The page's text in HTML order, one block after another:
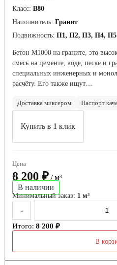
Класс: В80
Наполнитель: Гранит
Подвижность: П1, П2, П3, П4, П5
Бетон М1000 на граните, это
смесь на цементе, воде, песке и
специальных инженерных и
расчёту. Его также ищут…
Доставка миксером Паспорт
Купить в 1 клик
Цена
8 200 ₽ / м³
В наличии
Минимальный заказ: 1 м³
-
Итого: 8 200 ₽
В